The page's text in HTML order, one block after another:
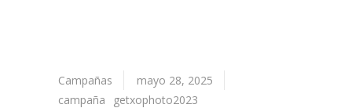
Campañas
mayo 28, 2025
campaña
getxophoto2023